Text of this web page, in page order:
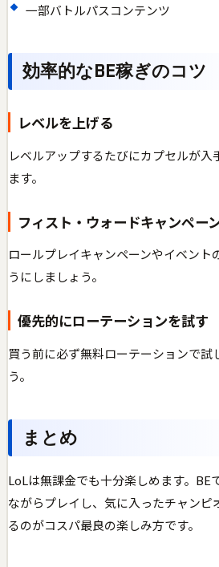
一部バトルパスコンテンツ
効率的なBE稼ぎのコツ
レベルを上げる
レベルアップするたびにカプセルが入
ます。
フィスト・ウォードキャンペー
ロールプレイキャンペーンやイベント
うにしましょう。
優先的にローテーションを試す
買う前に必ず無料ローテーションで試
う。
まとめ
LoLは無課金でも十分楽しめます。BE
ながらプレイし、気に入ったチャンピ
るのがコスパ最良の楽しみ方です。